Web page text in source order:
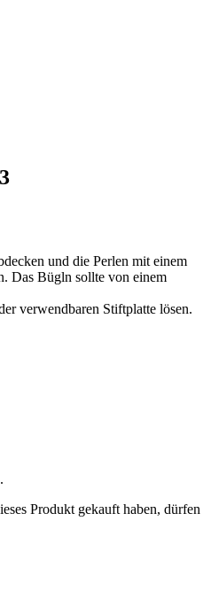
und die Perlen mit einem
Das Bügln sollte von einem
verwendbaren Stiftplatte lösen.
Produkt gekauft haben, dürfen